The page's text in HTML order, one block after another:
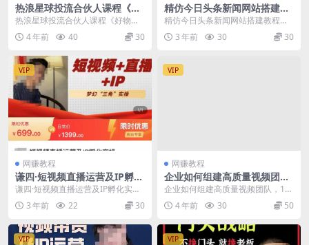
热浪星球投流合伙人课程《好
物投流密训营》，抖音零食类
混剪运营全系列课程
热浪星球投流合伙人课程《好物投
流密训营》，抖音零食类混剪运营
全系列课程 课程目录...
4 年前 40 30
精仿今日头条新闻网站搭建教
程亲测可用，带自动采集接口
更新文章源码【源码+教程】
精仿今日头条新闻网站搭建教程亲
测可用，带自动采集接口更新文章
源码【源码+教程】 ...
3 年前 30 30
VIP
网赚教程
谦四·短视频直播运营及IP孵化
实操，80节干货实操分享
谦四·短视频直播运营及IP孵化实
操，80节干货实操分享 课程目录：
1.新手入局...
3 年前 22 30
VIP
网赚教程
企业如何组建高质量视频团
队，12节课​教你从0到1搭建短
视频团队
企业如何组建高质量视频团队，12
节课​教你从0到1搭建短视频团队 找
人才定分工做...
4 年前 30 50
VIP VIP